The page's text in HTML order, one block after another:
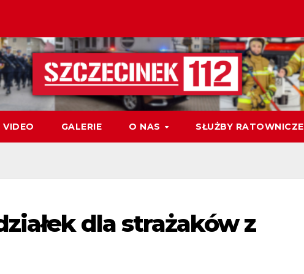
VIDEO GALERIE O NAS SŁUŻBY RATOWNICZE
dla strażaków z